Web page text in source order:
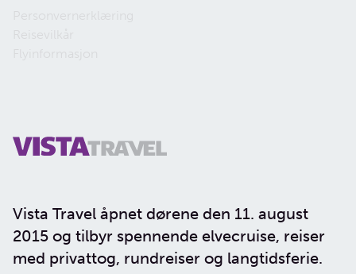
Vista Travel åpnet dørene den 11. august
2015 og tilbyr spennende elvecruise, reiser
med privattog, rundreiser og langtidsferie.